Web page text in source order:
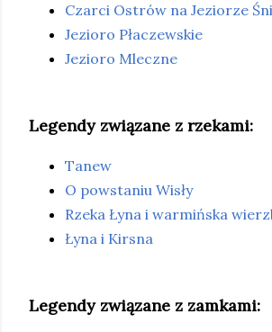
Czarci Ostrów na Jeziorze
Jezioro Płaczewskie
Jezioro Mleczne
Legendy związane z rzekami:
Tanew
O powstaniu Wisły
Rzeka Łyna i warmińska
Łyna i Kirsna
Legendy związane z zamkami: